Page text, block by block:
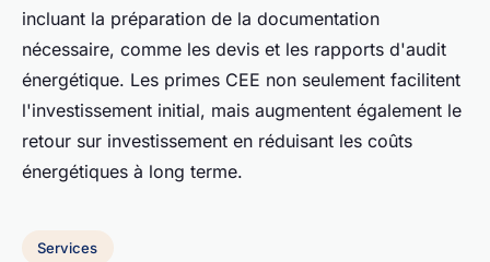
incluant la préparation de la documentation
nécessaire, comme les devis et les rapports d'audit
énergétique. Les primes CEE non seulement facilitent
l'investissement initial, mais augmentent également le
retour sur investissement en réduisant les coûts
énergétiques à long terme.
Services